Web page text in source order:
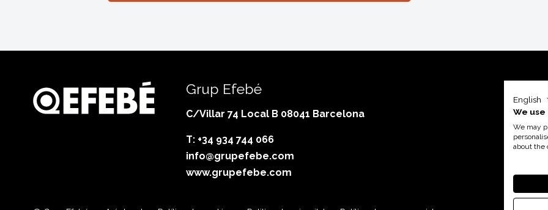
Grup Efebé
C/Villar 74 Local B 08041 Barcelona
T: +34 934 744 066
info@grupefebe.com
www.grupefebe.com
English
We use
We may
about the